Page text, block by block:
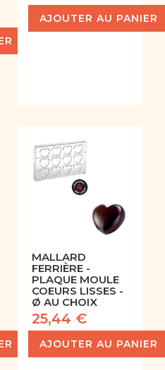
AJOUTER AU PANIER
MALLARD
FERRIÈRE -
PLAQUE MOULE
COEURS LISSES -
Ø AU CHOIX
25,44 €
AJOUTER AU PANIER